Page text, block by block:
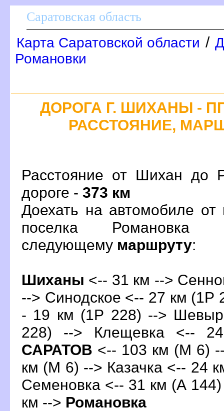
Саратовская область
Карта Саратовской области /
Романовки
ДОРОГА Г. ШИХАНЫ -
РАССТОЯНИЕ,
Расстояние от Шихан до
дороге - 373 км
Доехать на автомобиле
поселка Романовка
следующему маршруту:
Шиханы <-- 31 км -->
--> Синодское <-- 27 км (1Р
- 19 км (1Р 228) -->
228) --> Клещевка <--
САРАТО <-- 103 км (М 6)
км (М 6) --> Казачка <-- 24
Семеновка <-- 31 км (А
км --> Романовка